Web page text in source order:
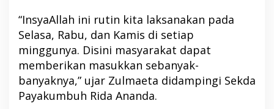
“InsyaAllah ini rutin kita laksanakan pada
Selasa, Rabu, dan Kamis di setiap
minggunya. Disini masyarakat dapat
memberikan masukkan sebanyak-
banyaknya,” ujar Zulmaeta didampingi Sekda
Payakumbuh Rida Ananda.